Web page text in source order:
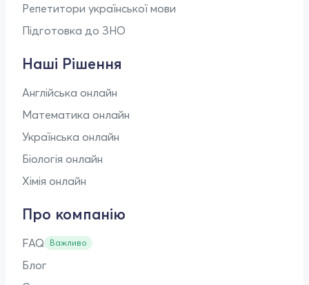
Репетитори української мови
Підготовка до ЗНО
Наші Рішення
Англійська онлайн
Математика онлайн
Українська онлайн
Біологія онлайн
Хімія онлайн
Про компанію
FAQ Важливо
Блог